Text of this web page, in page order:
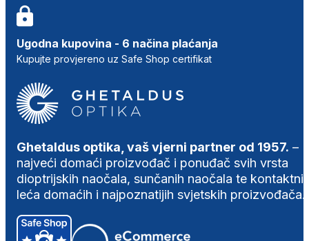
Ugodna kupovina - 6 načina plaćanja
Kupujte provjereno uz Safe Shop certifikat
Ghetaldus optika, vaš vjerni partner od 1957. –
najveći domaći proizvođač i ponuđač svih vrsta
dioptrijskih naočala, sunčanih naočala te
leća domaćih i najpoznatijih svjetskih proizvođača.